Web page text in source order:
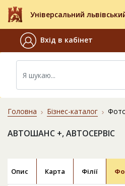
Універсальний
Вхід в кабінет
Головна Бізнес-каталог
АВТОШАНС +, АВТОСЕРВІС
Опис Карта Філії